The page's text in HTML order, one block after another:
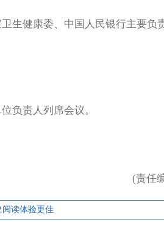
健康委、中国人民银行主要负
负责人列席会议。
(责任
阅读体验更佳